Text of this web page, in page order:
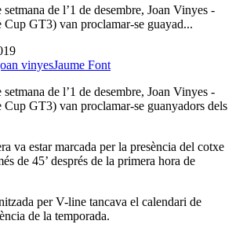
setmana de l’1 de desembre, Joan Vinyes -
Cup GT3) van proclamar-se guayad...
vinyesJaume Font
setmana de l’1 de desembre, Joan Vinyes -
Cup GT3) van proclamar-se guanyadors dels
va estar marcada per la presència del cotxe
de 45’ després de la primera hora de
per V-line tancava el calendari de
de la temporada.